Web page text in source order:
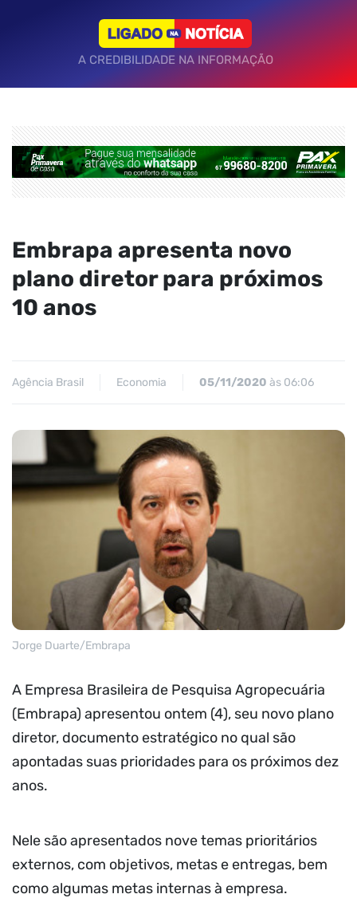
A CREDIBILIDADE NA INFORMAÇÃO
Embrapa apresenta novo
plano diretor para próximos
10 anos
Agência Brasil Economia 05/11/2020 às 06:06
Jorge Duarte/Embrapa
A Empresa Brasileira de Pesquisa Agropecuária
(Embrapa) apresentou ontem (4), seu novo plano
diretor, documento estratégico no qual são
apontadas suas prioridades para os próximos dez
anos.
Nele são apresentados nove temas prioritários
externos, com objetivos, metas e entregas, bem
como algumas metas internas à empresa.